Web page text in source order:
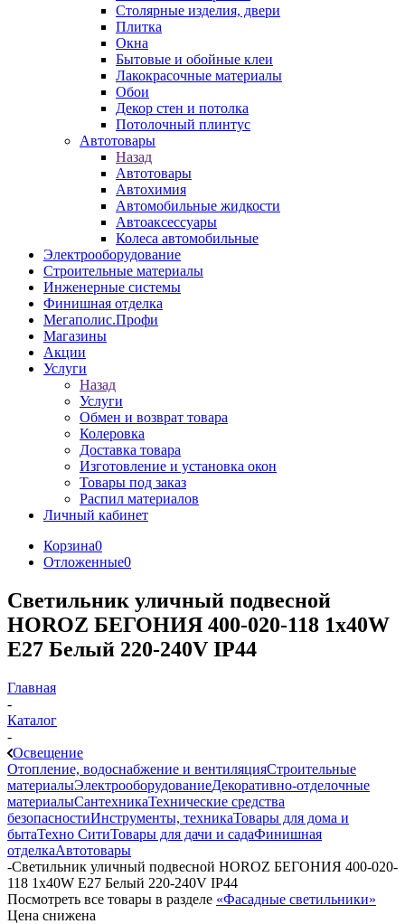
Столярные изделия, двери
Плитка
Окна
Бытовые и обойные клеи
Лакокрасочные материалы
Обои
Декор стен и потолка
Потолочный плинтус
Автотовары
Назад
Автотовары
Автохимия
Автомобильные жидкости
Автоаксессуары
Колеса автомобильные
Электрооборудование
Строительные материалы
Инженерные системы
Финишная отделка
Мегаполис.Профи
Магазины
Акции
Услуги
Назад
Услуги
Обмен и возврат товара
Колеровка
Доставка товара
Изготовление и установка окон
Товары под заказ
Распил материалов
Личный кабинет
Корзина0
Отложенные0
Светильник уличный подвесной
HOROZ БЕГОНИЯ 400-020-118 1x40W
Е27 Белый 220-240V IP44
Главная
-
Каталог
-
Освещение
Отопление, водоснабжение и вентиляцияСтроительные
материалыЭлектрооборудованиеДекоративно-отделочные
материалыСантехникаТехнические средства
безопасностиИнструменты, техникаТовары для дома и
бытаТехно СитиТовары для дачи и садаФинишная
отделкаАвтотовары
-Светильник уличный подвесной HOROZ БЕГОНИЯ 400-020-
118 1x40W Е27 Белый 220-240V IP44
Посмотреть все товары в разделе «Фасадные светильники»
Цена снижена